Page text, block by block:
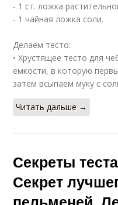
- 1 ст. ложка
- 1 чайная ложка соли.
Делаем тесто:
• Хрустящее тесто для
емкости, в которую
затем всыпаем муку с
Читать дальше →
Секреты
Секрет